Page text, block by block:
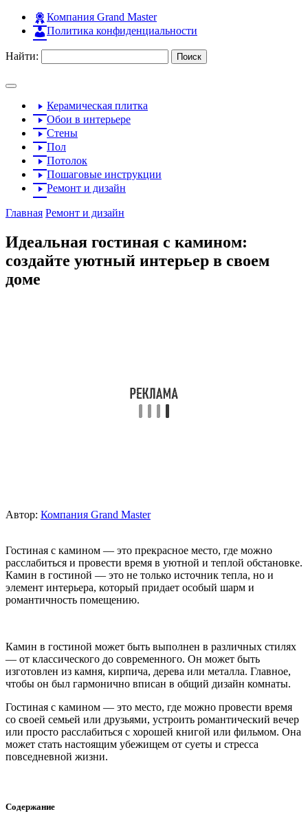
Компания Grand Master
Политика конфиденциальности
Найти:
Керамическая плитка
Обои в интерьере
Стены
Пол
Потолок
Пошаговые инструкции
Ремонт и дизайн
Главная Ремонт и дизайн
Идеальная гостиная с камином:
создайте уютный интерьер в своем
доме
Автор: Компания Grand Master
Гостиная с камином — это прекрасное место, где можно
расслабиться и провести время в уютной и теплой обстановке.
Камин в гостиной — это не только источник тепла, но и
элемент интерьера, который придает особый шарм и
романтичность помещению.
Камин в гостиной может быть выполнен в различных стилях
— от классического до современного. Он может быть
изготовлен из камня, кирпича, дерева или металла. Главное,
чтобы он был гармонично вписан в общий дизайн комнаты.
Гостиная с камином — это место, где можно провести время
со своей семьей или друзьями, устроить романтический вечер
или просто расслабиться с хорошей книгой или фильмом. Она
может стать настоящим убежищем от суеты и стресса
повседневной жизни.
Содержание